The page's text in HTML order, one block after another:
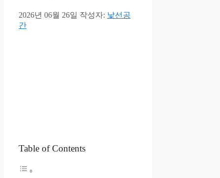
2026년 06월 26일 작성자: 낯선공
간
Table of Contents